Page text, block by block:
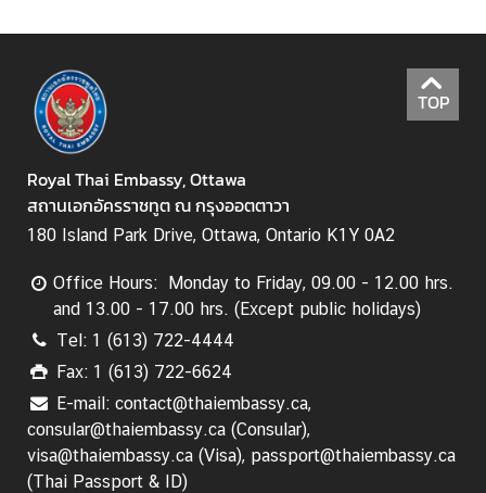
s
y
A
b
o
u
T
h
a
a
n
d
TOP
Royal Thai Embassy, Ottawa
สถานเอกอัครราชทูต ณ กรุงออตตาวา
180 Island Park Drive, Ottawa, Ontario K1Y 0A2
Office Hours: Monday to Friday, 09.00 - 12.00 hrs.
and 13.00 - 17.00 hrs. (Except public holidays)
Tel: 1 (613) 722-4444
Fax: 1 (613) 722-6624
E-mail: contact@thaiembassy.ca,
consular@thaiembassy.ca (Consular),
visa@thaiembassy.ca (Visa), passport@thaiembassy.ca
(Thai Passport & ID)